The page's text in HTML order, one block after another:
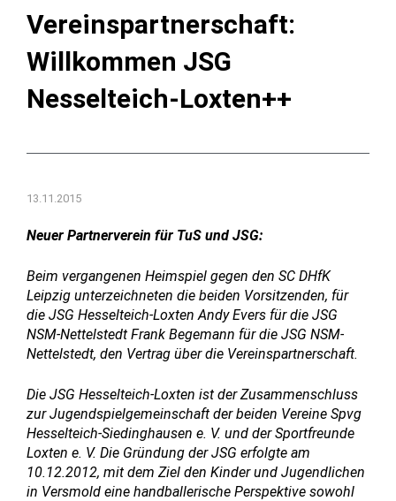
Vereinspartnerschaft:
Willkommen JSG
Nesselteich-Loxten++
13.11.2015
Neuer Partnerverein für TuS und JSG:
Beim vergangenen Heimspiel gegen den SC DHfK
Leipzig unterzeichneten die beiden Vorsitzenden, für
die JSG Hesselteich-Loxten Andy Evers für die JSG
NSM-Nettelstedt Frank Begemann für die JSG NSM-
Nettelstedt, den Vertrag über die Vereinspartnerschaft.
Die JSG Hesselteich-Loxten ist der Zusammenschluss
zur Jugendspielgemeinschaft der beiden Vereine Spvg
Hesselteich-Siedinghausen e. V. und der Sportfreunde
Loxten e. V. Die Gründung der JSG erfolgte am
10.12.2012, mit dem Ziel den Kinder und Jugendlichen
in Versmold eine handballerische Perspektive sowohl